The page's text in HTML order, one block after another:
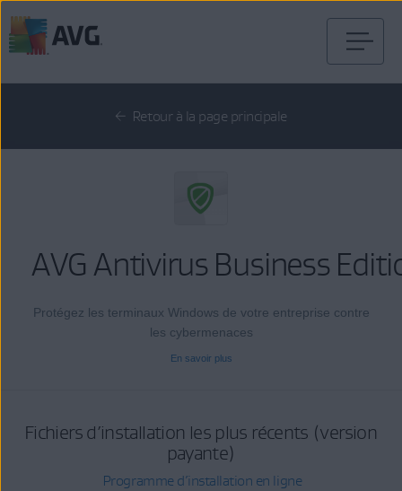
directement
Retour à la page principale
AVG Antivirus Business
Protégez les terminaux Windows de votre entreprise contre
les cybermenaces
En savoir plus
Fichiers d’installation les plus récents (version
payante)
Programme d’installation en ligne